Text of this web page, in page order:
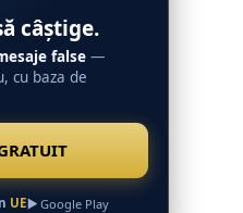
câștige.
false —
cu baza de
UE Google Play